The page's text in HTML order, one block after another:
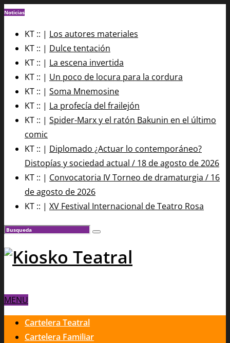
Noticias
KT :: | Los autores materiales
KT :: | Dulce tentación
KT :: | La escena invertida
KT :: | Un poco de locura para la cordura
KT :: | Soma Mnemosine
KT :: | La profecía del frailejón
KT :: | Spider-Marx y el ratón Bakunin en el último
comic
KT :: | Diplomado ¿Actuar lo contemporáneo?
Distopías y sociedad actual / 18 de agosto de 2026
KT :: | Convocatoria IV Torneo de dramaturgia / 16
de agosto de 2026
KT :: | XV Festival Internacional de Teatro Rosa
MENU
Cartelera Teatral
Cartelera Familiar